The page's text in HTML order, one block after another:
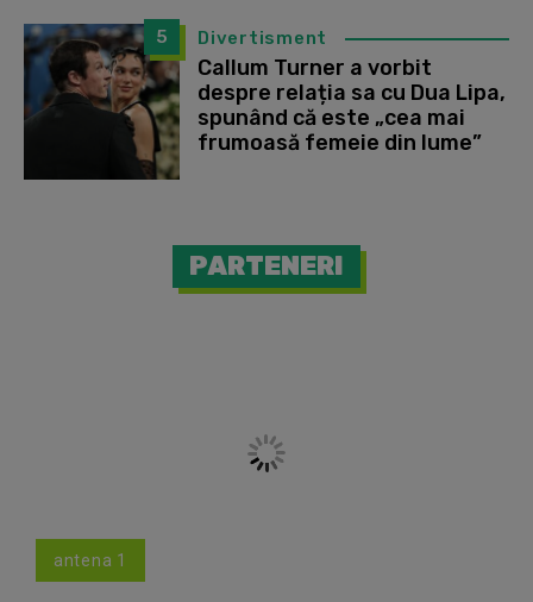
5 Divertisment
Callum Turner a vorbit
despre relația sa cu Dua Lipa,
spunând că este „cea mai
frumoasă femeie din lume”
PARTENERI
antena 1